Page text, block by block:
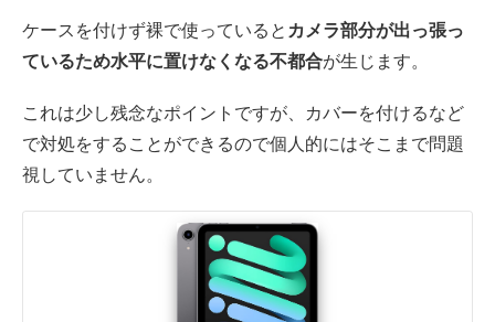
ケースを付けず裸で使っているとカメラ部分が出っ張っ
ているため水平に置けなくなる不都合が生じます。
これは少し残念なポイントですが、カバーを付けるなど
で対処をすることができるので個人的にはそこまで問題
視していません。